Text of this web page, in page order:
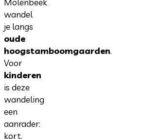
wandel
je langs
oude
hoogstamboomgaarden.
Voor
kinderen
is deze
wandeling
een
aanrader:
kort,